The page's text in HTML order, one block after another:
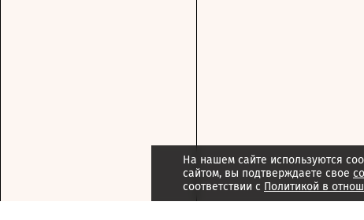
На нашем сайте используются
сайтом, вы подтверждаете свое
соответствии с Политикой в